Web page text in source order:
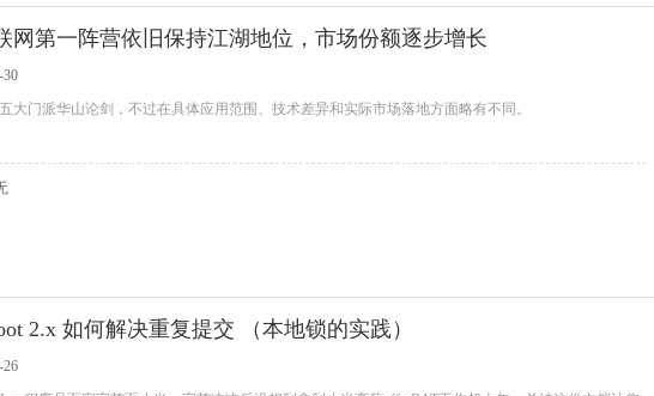
网第一阵营依旧保持江湖地位，市场份额逐步增长
30
大门派华山论剑，不过在具体应用范围、技术差异和实际市场落地方面略有不同。
2.x 如何解决重复提交 （本地锁的实践）
26